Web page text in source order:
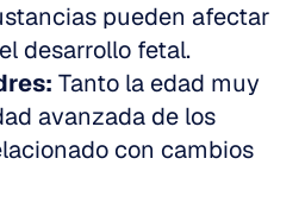
pueden afectar
desarrollo fetal.
Tanto la edad muy
avanzada de los
con cambios